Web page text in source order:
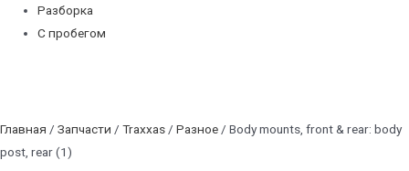
Разборка
С пробегом
Главная / Запчасти / Traxxas / Разное / Body mounts, front & rear: body
post, rear (1)